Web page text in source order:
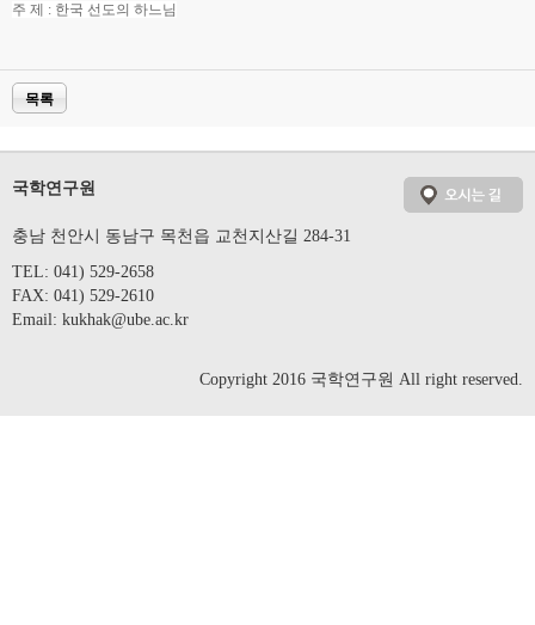
주 제 : 한국 선도의 하느님
목록
국학연구원
충남 천안시 동남구 목천읍 교천지산길 284-31
TEL: 041) 529-2658
FAX: 041) 529-2610
Email: kukhak@ube.ac.kr
Copyright 2016 국학연구원 All right reserved.